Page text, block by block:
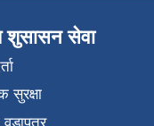
शुसासन सेवा
सुरक्षा